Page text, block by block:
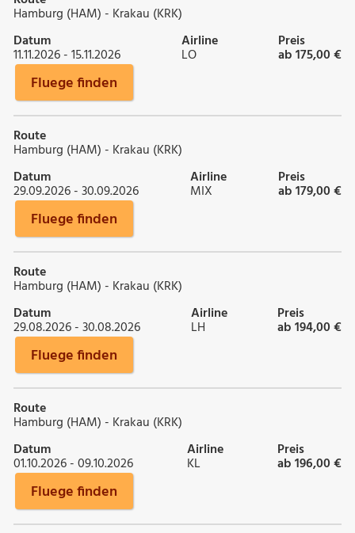
Hamburg (HAM) - Krakau (KRK)
Datum
11.11.2026 - 15.11.2026
Airline
LO
Preis
ab 175,00 €
Fluege finden
Route
Hamburg (HAM) - Krakau (KRK)
Datum
29.09.2026 - 30.09.2026
Airline
MIX
Preis
ab 179,00 €
Fluege finden
Route
Hamburg (HAM) - Krakau (KRK)
Datum
29.08.2026 - 30.08.2026
Airline
LH
Preis
ab 194,00 €
Fluege finden
Route
Hamburg (HAM) - Krakau (KRK)
Datum
01.10.2026 - 09.10.2026
Airline
KL
Preis
ab 196,00 €
Fluege finden